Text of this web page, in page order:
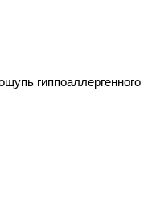
гиппоаллергенного